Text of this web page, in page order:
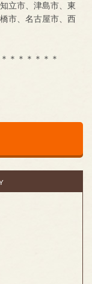
立市、津島市、東
市、名古屋市、西
＊＊＊＊＊＊